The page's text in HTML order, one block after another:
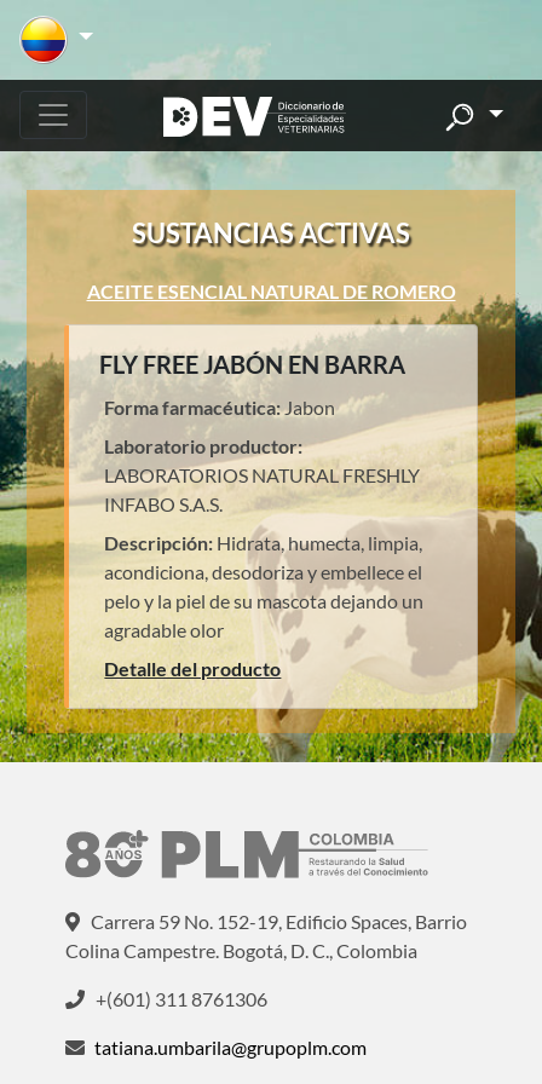
SUSTANCIAS ACTIVAS
ACEITE ESENCIAL NATURAL DE ROMERO
FLY FREE JABÓN EN BARRA
Forma farmacéutica:Jabon
Laboratorio productor:
LABORATORIOS NATURAL FRESHLY
INFABO S.A.S.
Descripción: Hidrata, humecta, limpia,
acondiciona, desodoriza y embellece el
pelo y la piel de su mascota dejando un
agradable olor
Detalle del producto
Carrera 59 No. 152-19, Edificio Spaces, Barrio
Colina Campestre. Bogotá, D. C., Colombia
+(601) 311 8761306
tatiana.umbarila@grupoplm.com